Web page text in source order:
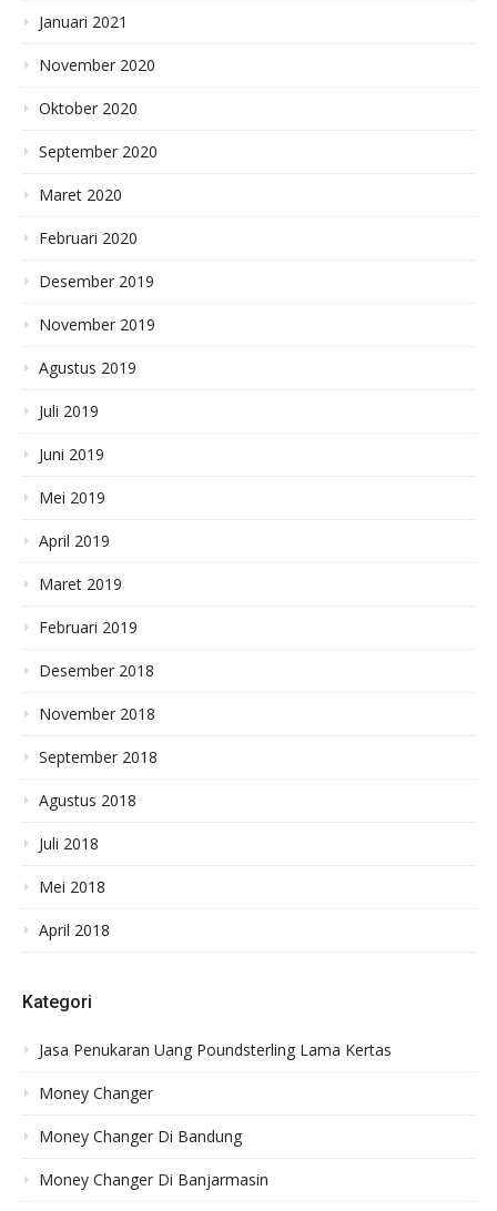
Januari 2021
November 2020
Oktober 2020
September 2020
Maret 2020
Februari 2020
Desember 2019
November 2019
Agustus 2019
Juli 2019
Juni 2019
Mei 2019
April 2019
Maret 2019
Februari 2019
Desember 2018
November 2018
September 2018
Agustus 2018
Juli 2018
Mei 2018
April 2018
Kategori
Jasa Penukaran Uang Poundsterling Lama Kertas
Money Changer
Money Changer Di Bandung
Money Changer Di Banjarmasin